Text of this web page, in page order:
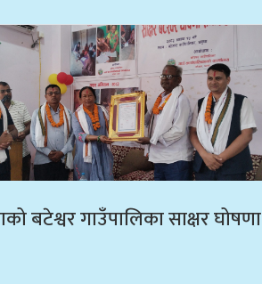
बटेश्वर गाउँपालिका साक्षर घोषणा